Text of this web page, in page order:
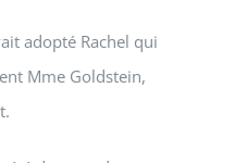
adopté Rachel qui
Mme Goldstein,
.